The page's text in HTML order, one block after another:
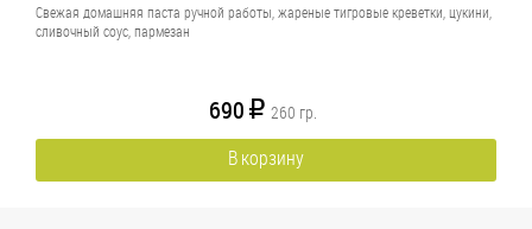
Свежая домашняя паста ручной работы, жареные тигровые креветки, цукини,
сливочный соус, пармезан
690 R 260 гр.
В корзину